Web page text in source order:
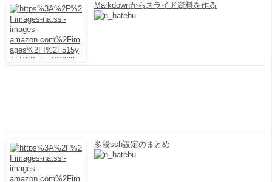
Markdownからスライド資料を作る
多段ssh設定のまとめ